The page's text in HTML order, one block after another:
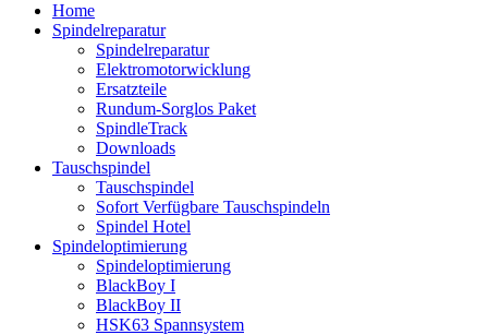
Home
Spindelreparatur
Spindelreparatur
Elektromotorwicklung
Ersatzteile
Rundum-Sorglos Paket
SpindleTrack
Downloads
Tauschspindel
Tauschspindel
Sofort Verfügbare Tauschspindeln
Spindel Hotel
Spindeloptimierung
Spindeloptimierung
BlackBoy I
BlackBoy II
HSK63 Spannsystem